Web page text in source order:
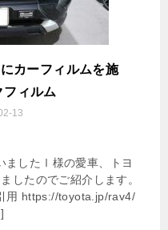
カーフィルムを施
ィルム
13
ましたⅠ様の愛車、トヨ
したのでご紹介します。
用 https://toyota.jp/rav4/